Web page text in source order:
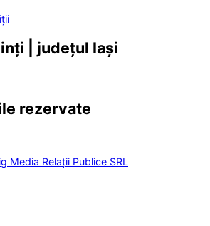
| județul Iași
rezervate
Media Relații Publice SRL